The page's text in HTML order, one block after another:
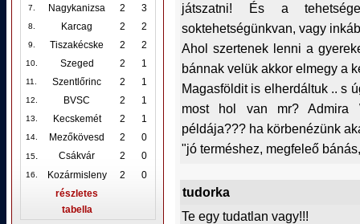
7. Nagykanizsa 2 3
8. Karcag 2 2
9. Tiszakécske 2 2
10. Szeged 2 1
11. Szentlőrinc 2 1
12. BVSC 2 1
13. Kecskemét 2 1
14. Mezőkövesd 2 0
15. Csákvár 2 0
16. Kozármisleny 2
0
részletes
tabella
játszatni! És a
soktehetségünkvan, vagy
Ahol szertenek lenni a
bánnak velük akkor elmegy a
Magasföldit is elherdáltuk .. s
most hol van mr? Admira
példája??? ha körbenézünk
"jó terméshez, megfeleő
tudorka
Te egy tudatlan vagy!!!